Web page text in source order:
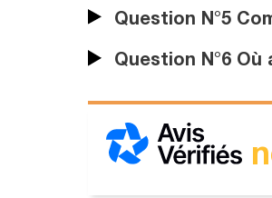
Question N°5
Question N°6